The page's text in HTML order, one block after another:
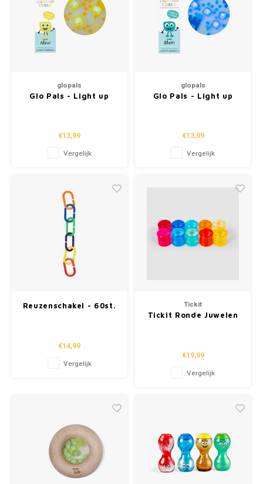
glopals
Glo Pals - Light up
€13,99
Vergelijk
glopals
Glo Pals - Light up
€13,99
Vergelijk
Reuzenschakel - 60st.
€14,99
Vergelijk
Tickit
Tickit Ronde Juwelen
€19,99
Vergelijk